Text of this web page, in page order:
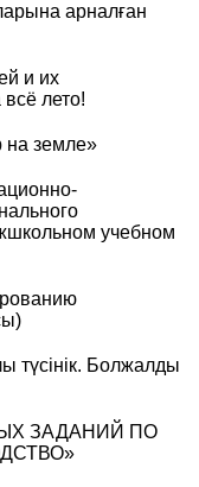
арналған
и их
лето!
на земле»
учебном
түсінік. Болжалды
ЗАДАНИЙ ПО